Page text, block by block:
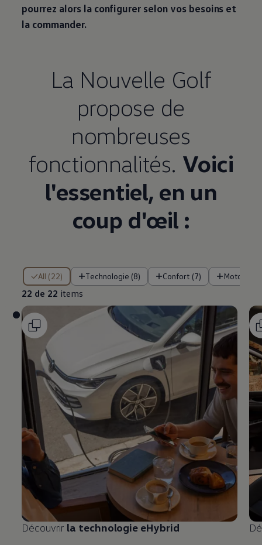
pourrez alors la configurer selon vos besoins et
la commander.
La Nouvelle Golf
propose de
nombreuses
fonctionnalités. Voici
l'essentiel, en un
coup d'œil :
All (22) Technologie (8) Confort (7)
22 de 22 items
22 de 22 items
Découvrir la technologie eHybrid